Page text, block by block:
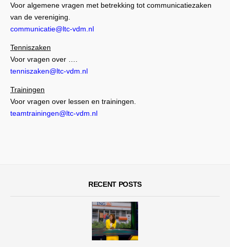
Voor algemene vragen met betrekking tot communicatiezaken
van de vereniging.
communicatie@ltc-vdm.nl
Tenniszaken
Voor vragen over ….
tenniszaken@ltc-vdm.nl
Trainingen
Voor vragen over lessen en trainingen.
teamtrainingen@ltc-vdm.nl
RECENT POSTS